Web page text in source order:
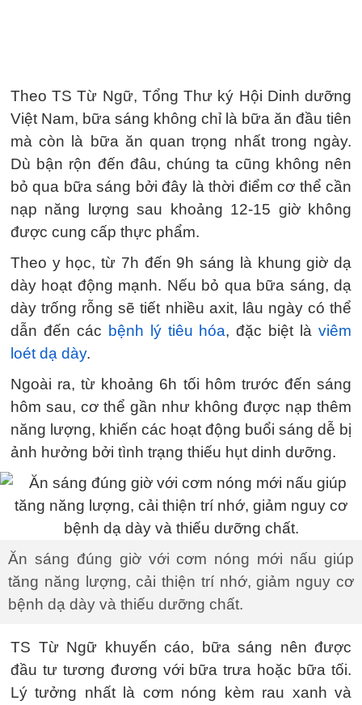
Theo TS Từ Ngữ, Tổng Thư ký Hội Dinh dưỡng
Việt Nam, bữa sáng không chỉ là bữa ăn đầu tiên
mà còn là bữa ăn quan trọng nhất trong ngày.
Dù bận rộn đến đâu, chúng ta cũng không nên
bỏ qua bữa sáng bởi đây là thời điểm cơ thể cần
nạp năng lượng sau khoảng 12-15 giờ không
được cung cấp thực phẩm.
Theo y học, từ 7h đến 9h sáng là khung giờ dạ
dày hoạt động mạnh. Nếu bỏ qua bữa sáng, dạ
dày trống rỗng sẽ tiết nhiều axit, lâu ngày có thể
dẫn đến các bệnh lý tiêu hóa, đặc biệt làviêm
loét dạ dày.
Ngoài ra, từ khoảng 6h tối hôm trước đến sáng
hôm sau, cơ thể gần như không được nạp thêm
năng lượng, khiến các hoạt động buổi sáng dễ bị
ảnh hưởng bởi tình trạng thiếu hụt dinh dưỡng.
Ăn sáng đúng giờ với cơm nóng mới nấu giúp
tăng năng lượng, cải thiện trí nhớ, giảm nguy cơ
bệnh dạ dày và thiếu dưỡng chất.
TS Từ Ngữ khuyến cáo, bữa sáng nên được
đầu tư tương đương với bữa trưa hoặc bữa tối.
Lý tưởng nhất là cơm nóng kèm rau xanh và